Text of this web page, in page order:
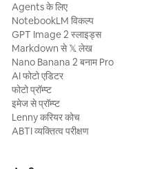
Agents के लिए
NotebookLM विकल्प
GPT Image 2 स्लाइड्स
Markdown से 𝕏 लेख
Nano Banana 2 बनाम Pro
AI फोटो एडिटर
फोटो प्रॉम्प्ट
इमेज से प्रॉम्प्ट
Lenny करियर कोच
ABTI व्यक्तित्व परीक्षण